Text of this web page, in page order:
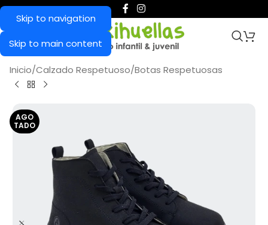
Skip to navigation
Skip to main content
Inicio/Calzado Respetuoso/Botas Respetuosas
AGO
TADO